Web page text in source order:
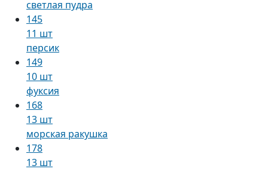
светлая пудра
145
11 шт
персик
149
10 шт
фуксия
168
13 шт
морская ракушка
178
13 шт